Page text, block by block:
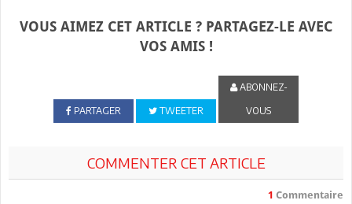
VOUS AIMEZ CET ARTICLE ? PARTAGEZ-LE AVEC
VOS AMIS !
PARTAGER TWEETER
ABONNEZ-
VOUS
COMMENTER CET ARTICLE
1 Commentaire